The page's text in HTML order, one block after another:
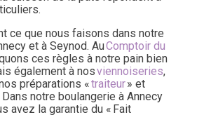
ce que nous faisons dans notre
et à Seynod. AuComptoir du
ces règles à notre pain bien
également à nosviennoiseries,
préparations «traiteur» et
Dans notre boulangerie à Annecy
avez la garantie du « Fait